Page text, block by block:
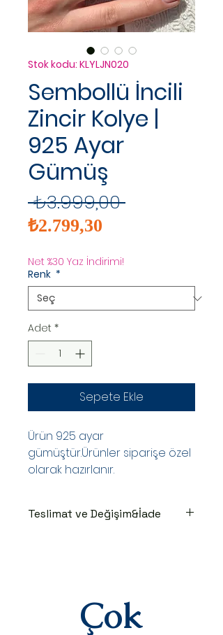
Stok kodu: KLYLJN020
Sembollü İncili
Zincir Kolye |
925 Ayar
Gümüş
₺3.999,00 Normal
₺2.799,30
Net %30 Yaz İndirimi!
Renk *
Adet *
Sepete Ekle
Ürün 925 ayar
gümüştür.Ürünler siparişe özel
olarak hazırlanır.
Teslimat ve Değişim&İade
edilir.Kargoya teslim edildiğinde
takip numaranız,anlaşmalı kargo
firmamız olan Yurtiçi Kargo
Çok